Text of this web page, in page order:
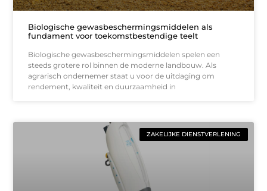
Biologische gewasbeschermingsmiddelen als
fundament voor toekomstbestendige teelt
Biologische gewasbeschermingsmiddelen spelen een
steeds grotere rol binnen de moderne landbouw. Als
agrarisch ondernemer staat u voor de uitdaging om
rendement, kwaliteit en duurzaamheid in
ZAKELIJKE DIENSTVERLENING